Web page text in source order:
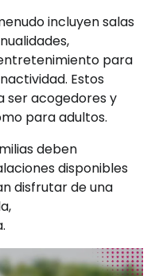
incluyen salas
para
Estos
ser acogedores y
para adultos.
deben
disponibles
disfrutar de una